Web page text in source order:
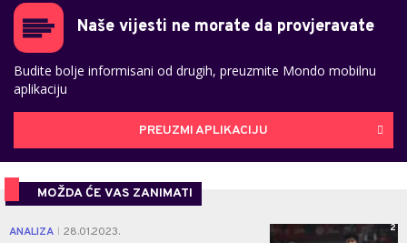
Naše vijesti ne morate da provjeravate
Budite bolje informisani od drugih, preuzmite Mondo mobilnu
aplikaciju
PREUZMI APLIKACIJU
MOŽDA ĆE VAS ZANIMATI
ANALIZA 28.01.2023. 2